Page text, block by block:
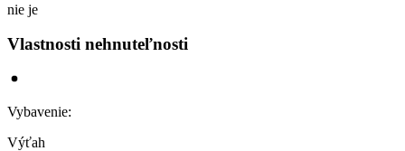
nie je
Vlastnosti nehnuteľnosti
Vybavenie:
Výťah